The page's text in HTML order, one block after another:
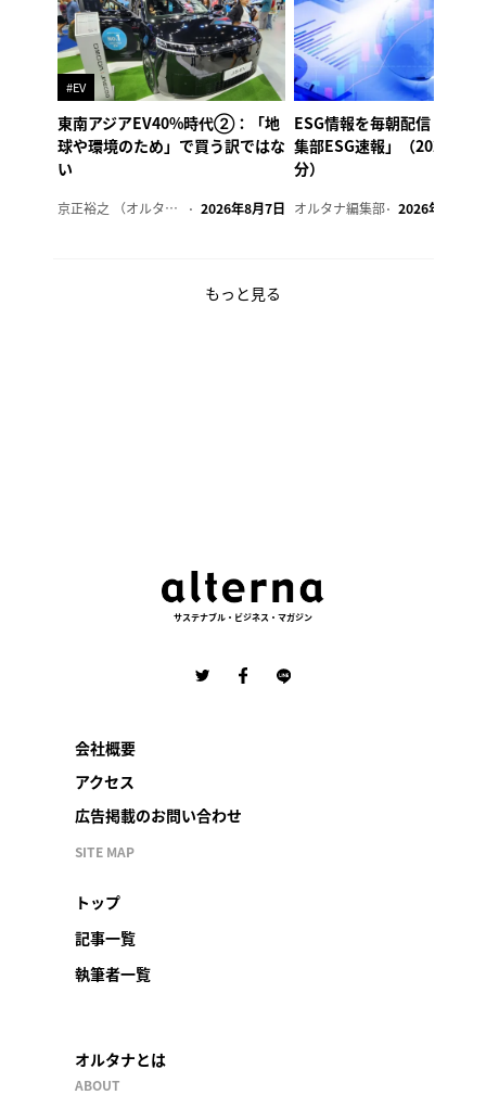
#EV
東南アジアEV40%時代②：「地
球や環境のため」で買う訳ではな
い
京正裕之 （オルタナ副編集長） 2026年8月7日
ESG情報を毎朝配信「オル
集部ESG速報」（2026年8
分）
オルタナ編集部 2026年8月7日
もっと見る
サステナブル・ビジネス・マガジン
会社概要
アクセス
広告掲載のお問い合わせ
SITE MAP
トップ
記事一覧
執筆者一覧
オルタナとは
ABOUT